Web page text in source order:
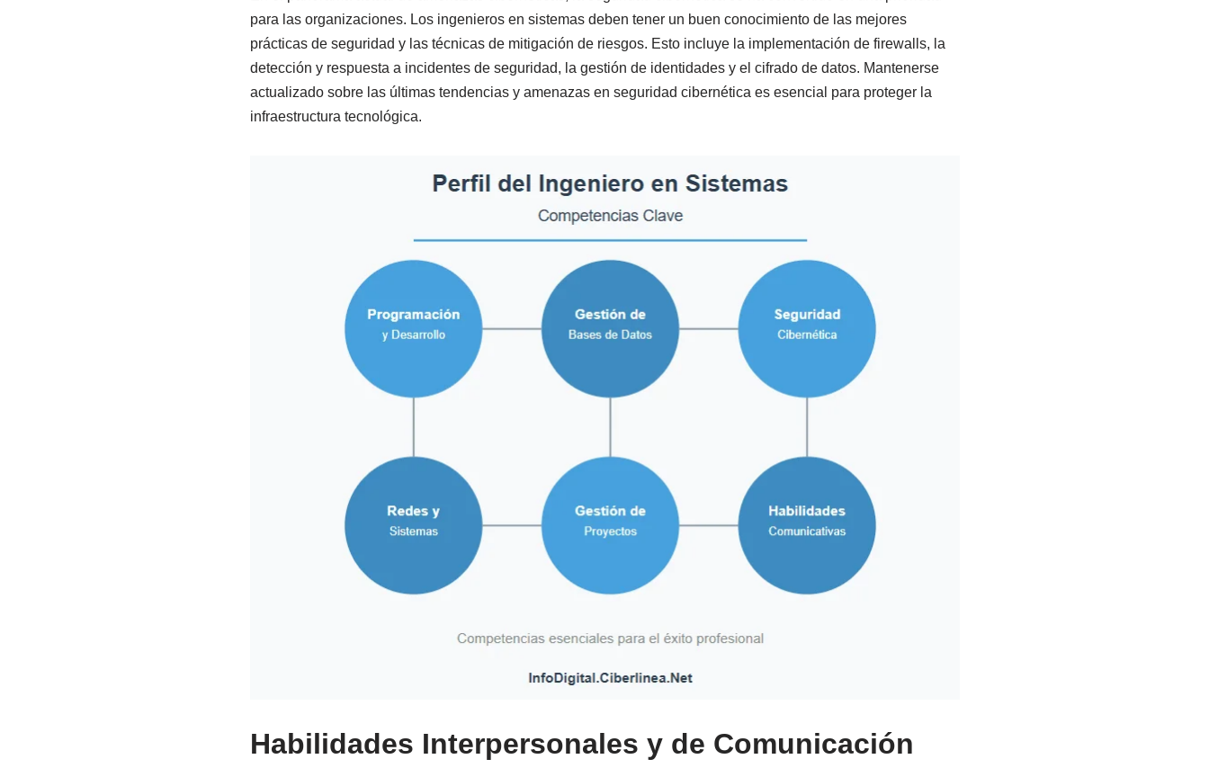
para las organizaciones. Los ingenieros en sistemas deben tener un buen conocimiento de las mejores
prácticas de seguridad y las técnicas de mitigación de riesgos. Esto incluye la implementación de firewalls, la
detección y respuesta a incidentes de seguridad, la gestión de identidades y el cifrado de datos. Mantenerse
actualizado sobre las últimas tendencias y amenazas en seguridad cibernética es esencial para proteger la
infraestructura tecnológica.
Habilidades Interpersonales y de Comunicación